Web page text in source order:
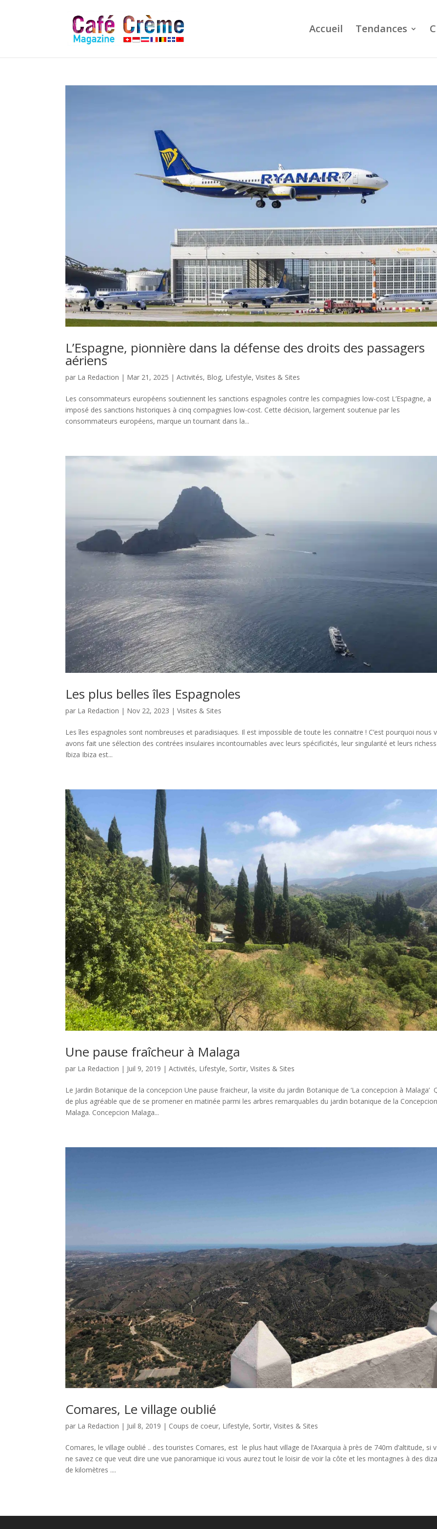
Accueil Tendances
L’Espagne, pionnière dans la défense des droits des passagers
aériens
par La Redaction | Mar 21, 2025 |Activités, Blog, Lifestyle,Visites & Sites
Les consommateurs européens soutiennent les sanctions espagnoles contre les compagnies low-cost L’Espagne, a
imposé des sanctions historiques à cinq compagnies low-cost. Cette décision, largement soutenue par les
consommateurs européens, marque un tournant dans la...
Les plus belles îles Espagnoles
par La Redaction | Nov 22, 2023 |Visites & Sites
Les îles espagnoles sont nombreuses et paradisiaques. Il est impossible de toute les connaitre ! C’est pourquoi nous
avons fait une sélection des contrées insulaires incontournables avec leurs spécificités, leur singularité et leurs
Ibiza Ibiza est...
Une pause fraîcheur à Malaga
par La Redaction | Juil 9, 2019 |Activités, Lifestyle, Sortir,Visites & Sites
Le Jardin Botanique de la concepcion Une pause fraicheur, la visite du jardin Botanique de ‘La concepcion à Malaga’
de plus agréable que de se promener en matinée parmi les arbres remarquables du jardin botanique de la
Malaga. Concepcion Malaga...
Comares, Le village oublié
par La Redaction | Juil 8, 2019 | Coups de coeur, Lifestyle, Sortir,Visites & Sites
Comares, le village oublié .. des touristes Comares, est le plus haut village de l’Axarquia à près de 740m d’altitude, si
ne savez ce que veut dire une vue panoramique ici vous aurez tout le loisir de voir la côte et les montagnes à des
de kilomètres ....